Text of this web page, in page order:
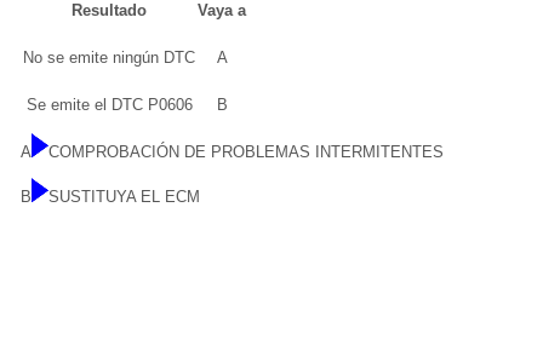
Resultado Vaya a
No se emite ningún DTC A
Se emite el DTC P0606 B
A COMPROBACIÓN DE PROBLEMAS INTERMITENTES
B SUSTITUYA EL ECM